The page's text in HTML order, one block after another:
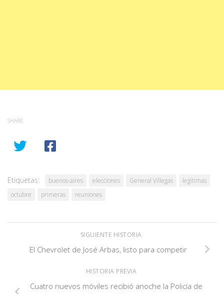
SHARE
Etiquetas: buenos-aires elecciones General Villegas
legitimas
octubre
primeras reuniones
SIGUIENTE HISTORIA
El Chevrolet de José Arbas, listo para competir
HISTORIA PREVIA
Cuatro nuevos móviles recibió anoche la Policía de